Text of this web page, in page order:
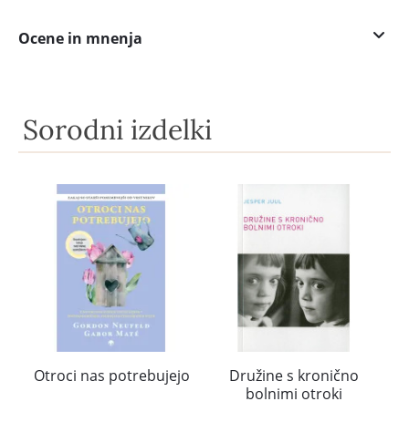
Ocene in mnenja
Sorodni izdelki
Otroci nas potrebujejo
Družine s kronično
bolnimi otroki